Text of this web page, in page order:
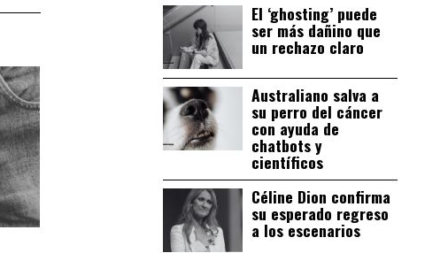
El ‘ghosting’ puede
ser más dañino que
un rechazo claro
Australiano salva a
su perro del cáncer
con ayuda de
chatbots y
científicos
Céline Dion confirma
su esperado regreso
a los escenarios